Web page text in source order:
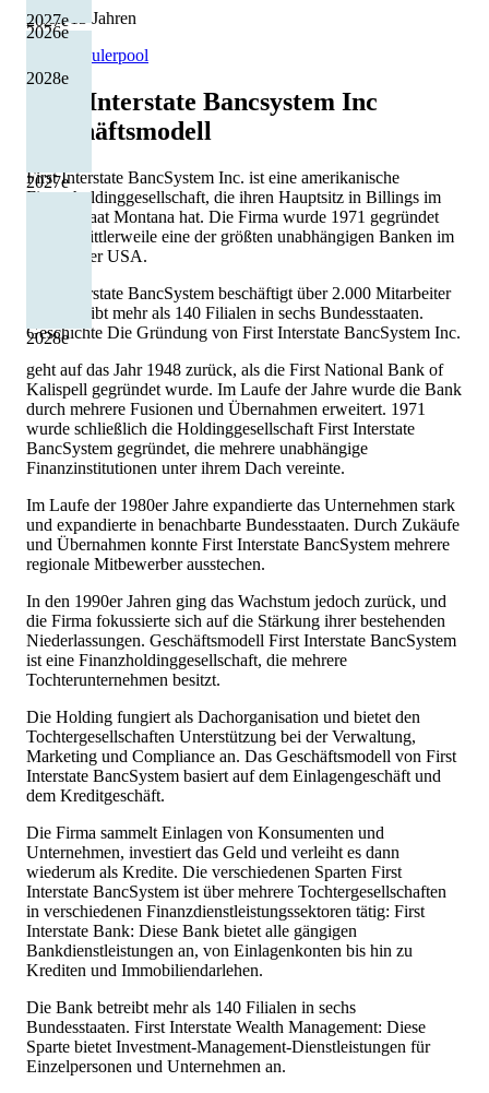
2026e
2027e
2028e
2027e
2028e
2 von 13 Jahren
Quelle: Eulerpool
First Interstate Bancsystem Inc
Geschäftsmodell
First Interstate BancSystem Inc. ist eine amerikanische
Finanzholdinggesellschaft, die ihren Hauptsitz in Billings im
Bundesstaat Montana hat. Die Firma wurde 1971 gegründet
und ist mittlerweile eine der größten unabhängigen Banken im
Westen der USA.
First Interstate BancSystem beschäftigt über 2.000 Mitarbeiter
und betreibt mehr als 140 Filialen in sechs Bundesstaaten.
Geschichte Die Gründung von First Interstate BancSystem Inc.
geht auf das Jahr 1948 zurück, als die First National Bank of
Kalispell gegründet wurde. Im Laufe der Jahre wurde die Bank
durch mehrere Fusionen und Übernahmen erweitert. 1971
wurde schließlich die Holdinggesellschaft First Interstate
BancSystem gegründet, die mehrere unabhängige
Finanzinstitutionen unter ihrem Dach vereinte.
Im Laufe der 1980er Jahre expandierte das Unternehmen stark
und expandierte in benachbarte Bundesstaaten. Durch Zukäufe
und Übernahmen konnte First Interstate BancSystem mehrere
regionale Mitbewerber ausstechen.
In den 1990er Jahren ging das Wachstum jedoch zurück, und
die Firma fokussierte sich auf die Stärkung ihrer bestehenden
Niederlassungen. Geschäftsmodell First Interstate BancSystem
ist eine Finanzholdinggesellschaft, die mehrere
Tochterunternehmen besitzt.
Die Holding fungiert als Dachorganisation und bietet den
Tochtergesellschaften Unterstützung bei der Verwaltung,
Marketing und Compliance an. Das Geschäftsmodell von First
Interstate BancSystem basiert auf dem Einlagengeschäft und
dem Kreditgeschäft.
Die Firma sammelt Einlagen von Konsumenten und
Unternehmen, investiert das Geld und verleiht es dann
wiederum als Kredite. Die verschiedenen Sparten First
Interstate BancSystem ist über mehrere Tochtergesellschaften
in verschiedenen Finanzdienstleistungssektoren tätig: First
Interstate Bank: Diese Bank bietet alle gängigen
Bankdienstleistungen an, von Einlagenkonten bis hin zu
Krediten und Immobiliendarlehen.
Die Bank betreibt mehr als 140 Filialen in sechs
Bundesstaaten. First Interstate Wealth Management: Diese
Sparte bietet Investment-Management-Dienstleistungen für
Einzelpersonen und Unternehmen an.